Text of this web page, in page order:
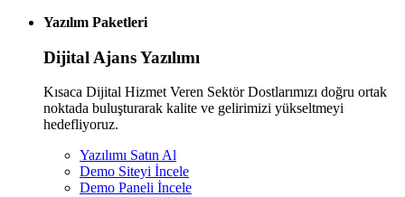
Yazılım Paketleri
Dijital Ajans Yazılımı
Kısaca Dijital Hizmet Veren Sektör Dostlarımızı doğru ortak
noktada buluşturarak kalite ve gelirimizi yükseltmeyi
hedefliyoruz.
Yazılımı Satın Al
Demo Siteyi İncele
Demo Paneli İncele